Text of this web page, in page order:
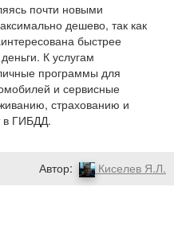
почти новыми
дешево, так как
быстрее
К услугам
программы для
и сервисные
страхованию и
в ГИБДД.
Автор: Киселев Я.Л.